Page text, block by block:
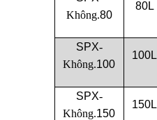
Không.80
80L
SPX-
Không.100
100L
SPX-
Không.150
150L